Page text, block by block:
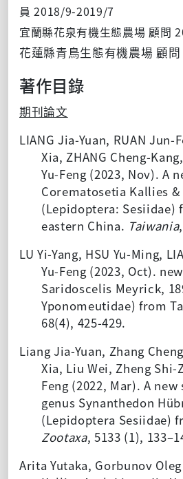
員 2018/9-2019/7
宜蘭縣花泉有機生態農場 顧問
花蓮縣青鳥生態有機農場 顧
著作目錄
期刊論文
LIANG Jia-Yuan, RUAN Jun-
Xia, ZHANG Cheng-
Yu-Feng (2023, Nov). A
Corematosetia Kallies &
(Lepidoptera: Sesiidae)
eastern China. Taiwania
LU Yi-Yang, HSU Yu-Ming,
Yu-Feng (2023, Oct).
Saridoscelis Meyrick,
Yponomeutidae) from
68(4), 425-429.
Liang Jia-Yuan, Zhang
Xia, Liu Wei, Zheng Shi-
Feng (2022, Mar). A
genus Synanthedon
(Lepidoptera Sesiidae)
Zootaxa, 5133 (1),
Arita Yutaka, Gorbunov